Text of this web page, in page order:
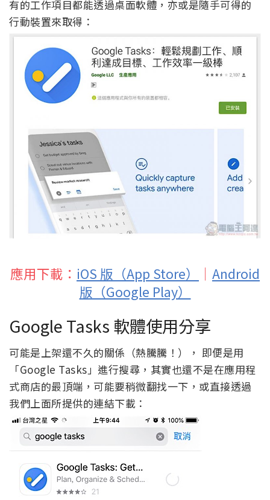
有的工作項目都能透過桌面軟體，亦或是隨手可得的
行動裝置來取得：
應用下載： iOS 版（App Store） ｜ Android
版（Google Play）
Google Tasks 軟體使用分享
可能是上架還不久的關係（熱騰騰！）， 即便是用
「Google Tasks」進行搜尋，其實也還不是在應用程
式商店的最頂端，可能要稍微翻找一下，或直接透過
我們上面所提供的連結下載：